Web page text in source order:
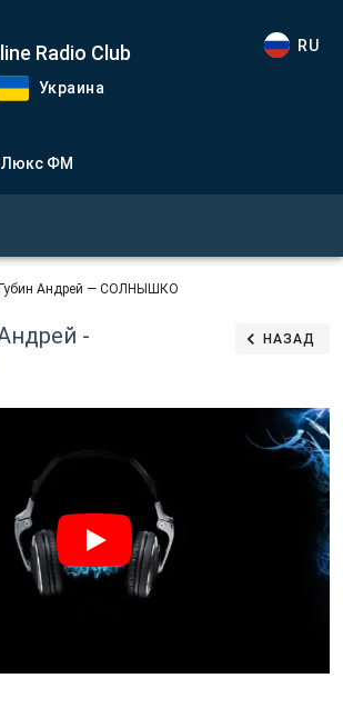
Radio Club
Украина
RU
Люкс ФМ
Губин Андрей — СОЛНЫШКО
-
НАЗАД